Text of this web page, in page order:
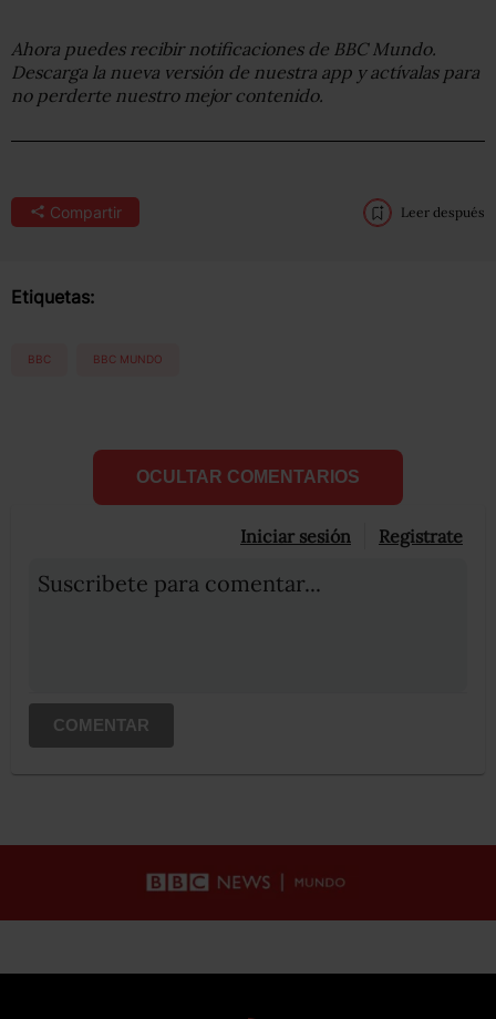
Ahora puedes recibir notificaciones de BBC Mundo.
Descarga la nueva versión de nuestra app y actívalas para
no perderte nuestro mejor contenido.
Compartir Leer después
Etiquetas:
BBC BBC MUNDO
OCULTAR COMENTARIOS
Iniciar sesión Registrate
Suscribete para comentar...
COMENTAR